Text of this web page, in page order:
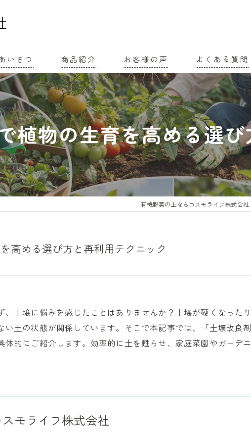
いさつ 商品紹介 お客様の声 よくある質問
植物の生育を高める選
有機野菜の土ならコスモライフ株式会社
高める選び方と再利用テクニック
、土壌に悩みを感じたことはありませんか？土壌が硬くなった
い土の状態が関係しています。そこで本記事では、「土壌改良
体的にご紹介します。効率的に土を甦らせ、家庭菜園やガーデ
スモライフ株式会社